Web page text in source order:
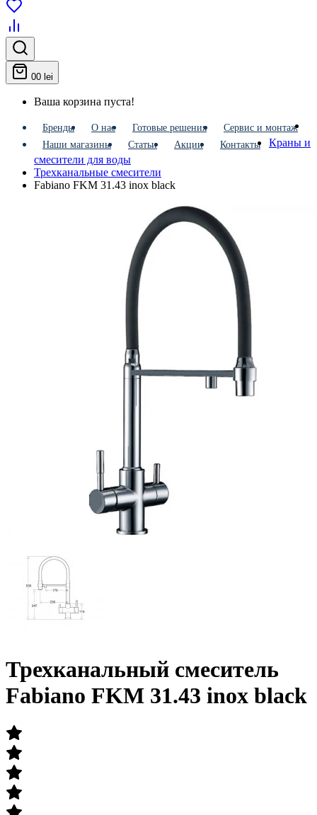
00 lei
Ваша корзина пуста!
Бренды О нас Готовые решения
Сервис и монтаж
Наши магазины
Статьи Акции Контакты
Краны и
смесители для воды
Трехканальные смесители
Fabiano FKM 31.43 inox black
Трехканальный смеситель
Fabiano FKM 31.43 inox black